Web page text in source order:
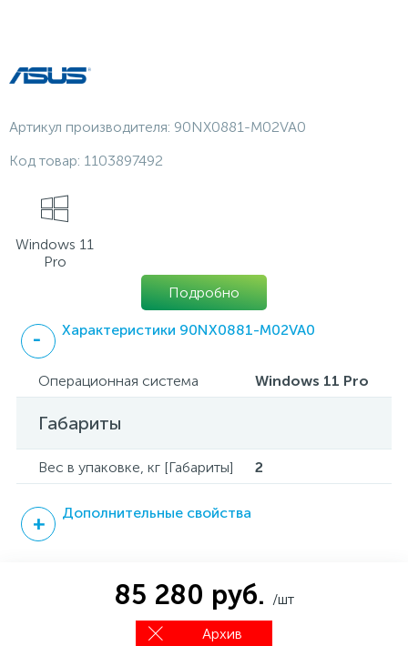
Артикул производителя: 90NX0881-M02VA0
Код товар: 1103897492
Windows 11
Pro
Подробно
Характеристики 90NX0881-M02VA0
Операционная система Windows 11 Pro
Габариты
Вес в упаковке, кг [Габариты] 2
Дополнительные свойства
85 280 руб. /шт
Архив